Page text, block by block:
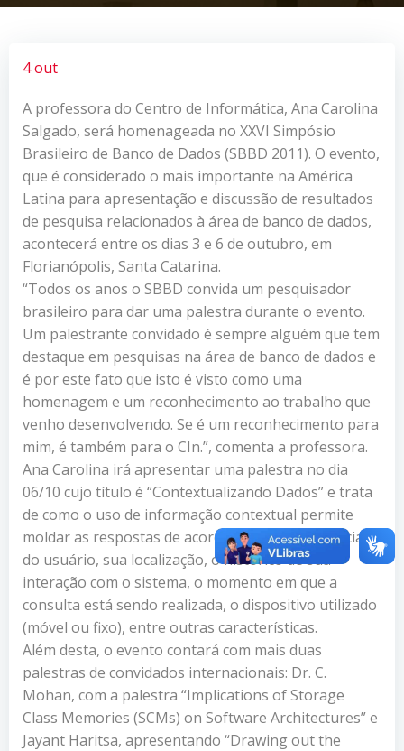
4 out
A professora do Centro de Informática, Ana Carolina
Salgado, será homenageada no XXVI Simpósio
Brasileiro de Banco de Dados (SBBD 2011). O evento,
que é considerado o mais importante na América
Latina para apresentação e discussão de resultados
de pesquisa relacionados à área de banco de dados,
acontecerá entre os dias 3 e 6 de outubro, em
Florianópolis, Santa Catarina.
“Todos os anos o SBBD convida um pesquisador
brasileiro para dar uma palestra durante o evento.
Um palestrante convidado é sempre alguém que tem
destaque em pesquisas na área de banco de dados e
é por este fato que isto é visto como uma
homenagem e um reconhecimento ao trabalho que
venho desenvolvendo. Se é um reconhecimento para
mim, é também para o CIn.”, comenta a professora.
Ana Carolina irá apresentar uma palestra no dia
06/10 cujo título é “Contextualizando Dados” e trata
de como o uso de informação contextual permite
moldar as respostas de acordo com as preferências
do usuário, sua localização, o histórico de sua
interação com o sistema, o momento em que a
consulta está sendo realizada, o dispositivo utilizado
(móvel ou fixo), entre outras características.
Além desta, o evento contará com mais duas
palestras de convidados internacionais: Dr. C.
Mohan, com a palestra “Implications of Storage
Class Memories (SCMs) on Software Architectures” e
Jayant Haritsa, apresentando “Drawing out the